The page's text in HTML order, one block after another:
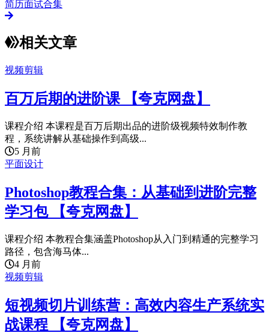
简历面试合集
相关文章
视频剪辑
百万后期的进阶课 【夸克网盘】
课程介绍 本课程是百万后期出品的进阶级视频特效制作教
程，系统讲解从基础操作到高级...
5 月前
平面设计
Photoshop教程合集：从基础到进阶完整
学习包 【夸克网盘】
课程介绍 本教程合集涵盖Photoshop从入门到精通的完整学习
路径，包含海马体...
4 月前
视频剪辑
短视频切片训练营：高效内容生产系统实
战课程 【夸克网盘】